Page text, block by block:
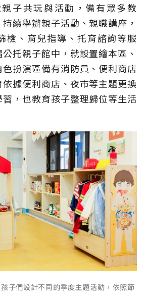
子共玩與活動，備有眾多教
續舉辦親子活動、親職講座，
檢、育兒指導、托育諮詢等服
托親子館中，就設置繪本區、
扮演區備有消防員、便利商店
據便利商店、夜市等主題更換
，也教育孩子整理歸位等生活
子們設計不同的季度主題活動，依照節